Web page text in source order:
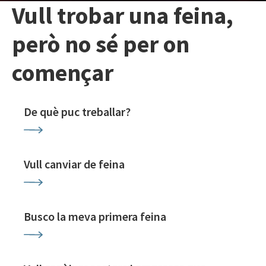
Vull trobar una feina,
però no sé per on
començar
De què puc treballar?
Vull canviar de feina
Busco la meva primera feina